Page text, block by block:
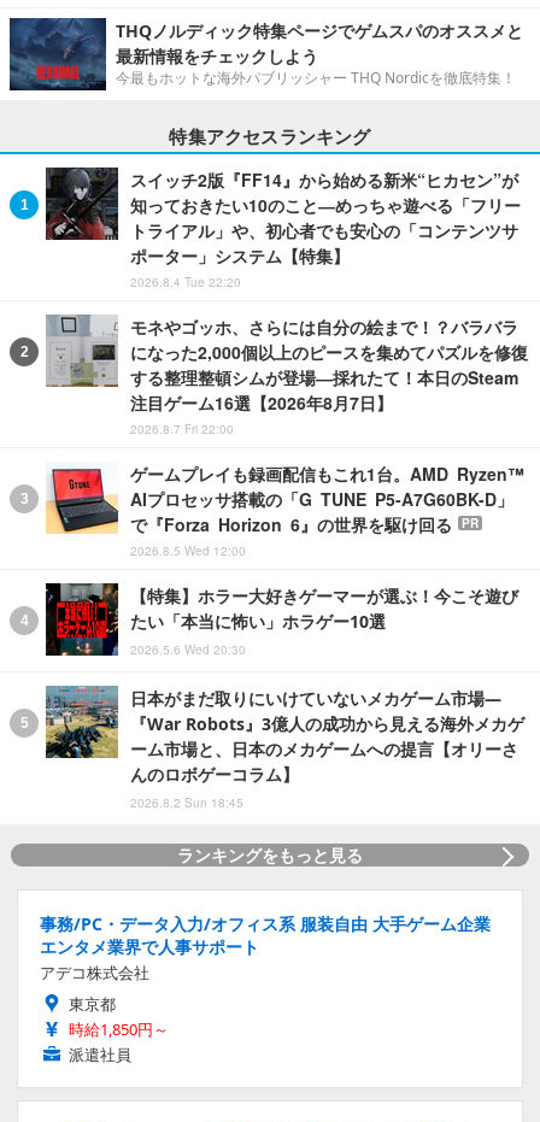
THQノルディック特集ページでゲムスパのオススメと
最新情報をチェックしよう
今最もホットな海外パブリッシャー THQ Nordicを徹底特集！
特集アクセスランキング
スイッチ2版『FF14』から始める新米“ヒカセン”が
知っておきたい10のこと―めっちゃ遊べる「フリー
トライアル」や、初心者でも安心の「コンテンツサ
ポーター」システム【特集】
2026.8.4 Tue 22:20
モネやゴッホ、さらには自分の絵まで！？バラバラ
になった2,000個以上のピースを集めてパズルを修復
する整理整頓シムが登場―採れたて！本日のSteam
注目ゲーム16選【2026年8月7日】
2026.8.7 Fri 22:00
ゲームプレイも録画配信もこれ1台。AMD Ryzen™
AIプロセッサ搭載の「G TUNE P5-A7G60BK-D」
で『Forza Horizon 6』の世界を駆け回る
PR
2026.8.5 Wed 12:00
【特集】ホラー大好きゲーマーが選ぶ！今こそ遊び
たい「本当に怖い」ホラゲー10選
2026.5.6 Wed 20:30
日本がまだ取りにいけていないメカゲーム市場―
『War Robots』3億人の成功から見える海外メカゲ
ーム市場と、日本のメカゲームへの提言【オリーさ
んのロボゲーコラム】
2026.8.2 Sun 18:45
ランキングをもっと見る
事務/PC・データ入力/オフィス系 服装自由 大手ゲーム企業
エンタメ業界で人事サポート
アデコ株式会社
東京都
時給1,850円～
派遣社員